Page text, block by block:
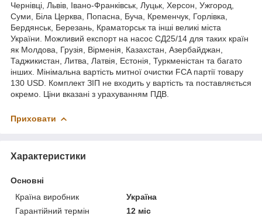
Чернівці, Львів, Івано-Франківськ, Луцьк, Херсон, Ужгород,
Суми, Біла Церква, Попасна, Буча, Кременчук, Горлівка,
Бердянськ, Березань, Краматорськ та інші великі міста
України. Можливий експорт на насос СД25/14 для таких країн
як Молдова, Грузія, Вірменія, Казахстан, Азербайджан,
Таджикистан, Литва, Латвія, Естонія, Туркменістан та багато
інших. Мінімальна вартість митної очистки FCA партії товару
130 USD. Комплект ЗІП не входить у вартість та поставляється
окремо. Ціни вказані з урахуванням ПДВ.
Приховати
Характеристики
Основні
Країна виробник
Україна
Гарантійний термін
12 міс